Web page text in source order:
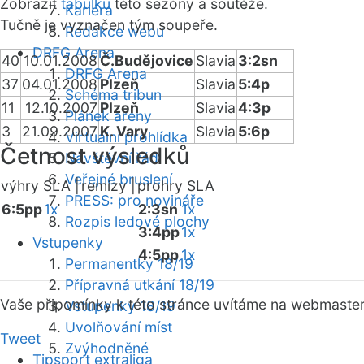
Kariéra
Redakce webu
DRFG Arena
DRFG Arena
Schéma tribun
Plánek areny
Virtuální prohlídka
Návštěvní řád
Veřejné bruslení
PRESS: pro novináře
Rozpis ledové plochy
Vstupenky
Permanentky 18/19
Přípravná utkání 18/19
Vstupenky 18/19
Uvolňování míst
Zvýhodněné
Zobrazit tabulku této sezóny a soutěže.
Tučně je vyznačen tým soupeře.
40 10.01.2008Č.Budějovice Slavia 3:2sn
37 04.01.2008Plzeň Slavia 5:4p
11
12.10.2007 Plzeň Slavia4:3p
3
21.09.2007K. Vary Slavia 5:6p
Četnost výsledků
výhry SLA |remízy |prohry SLA
6:5pp1x 2:3sn 1x
3:4pp1x
4:5pp1x
Vaše připomínky k této stránce uvítáme na webmaster
Tweet
Tipsport extraliga